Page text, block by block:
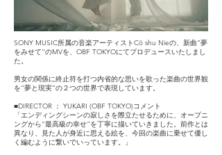
SONY MUSIC所属の音楽アーティストCö shu Nieの、新曲”夢
をみせて”のMVを、OBF TOKYOにてプロデュースいたしまし
た。
男女の関係に終止符を打つ内省的な思いを歌った楽曲の世界観
を“夢と現実”の２つの世界で表現しています。
■DIRECTOR ： YUKARI (OBF TOKYO)コメント
「エンディングシーンの寂しさを際立たせるために、オープニ
ングから“最高級の幸せ”を丁寧に描いていきました。前作とは
異なり、見た人が身近に思える絵を、今回の楽曲に乗せて優し
く編むように繋いでいっています。」